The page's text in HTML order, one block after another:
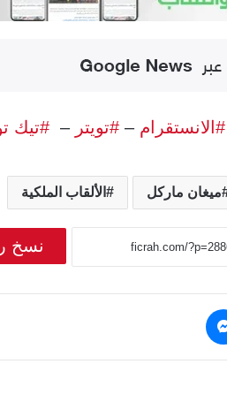
#الانستقرام – #تويتر – #تيك
ميغان ماركل الألقاب الملكية
نسخ